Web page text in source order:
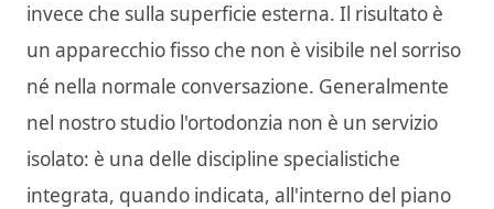
invece che sulla superficie esterna. Il risultato è
un apparecchio fisso che non è visibile nel sorriso
né nella normale conversazione. Generalmente
nel nostro studio l'ortodonzia non è un servizio
isolato: è una delle discipline specialistiche
integrata, quando indicata, all'interno del piano